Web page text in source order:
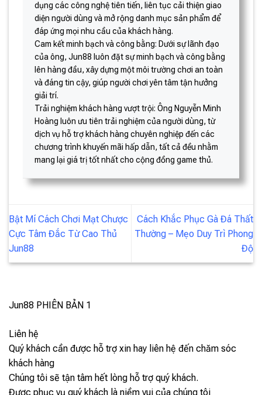
dụng các công nghệ tiên tiến, liên tục cải thiện giao
diện người dùng và mở rộng danh mục sản phẩm để
đáp ứng mọi nhu cầu của khách hàng.
Cam kết minh bạch và công bằng: Dưới sự lãnh đạo
của ông, Jun88 luôn đặt sự minh bạch và công bằng
lên hàng đầu, xây dựng một môi trường chơi an toàn
và đáng tin cậy, giúp người chơi yên tâm tận hưởng
giải trí.
Trải nghiệm khách hàng vượt trội: Ông Nguyễn Minh
Hoàng luôn ưu tiên trải nghiệm của người dùng, từ
dịch vụ hỗ trợ khách hàng chuyên nghiệp đến các
chương trình khuyến mãi hấp dẫn, tất cả đều nhằm
mang lại giá trị tốt nhất cho cộng đồng game thủ.
Bật Mí Cách Chơi Mạt Chược
Cực Tâm Đắc Từ Cao Thủ
Jun88
Cách Khắc Phục Gà Đá Thất
Thường – Mẹo Duy Trì Phong
Độ
Jun88 PHIÊN BẢN 1
Liên hệ
Quý khách cần được hỗ trợ xin hay liên hệ đến chăm sóc
khách hàng
Chúng tôi sẽ tận tâm hết lòng hỗ trợ quý khách.
Được phục vụ quý khách là niềm vui của chúng tôi